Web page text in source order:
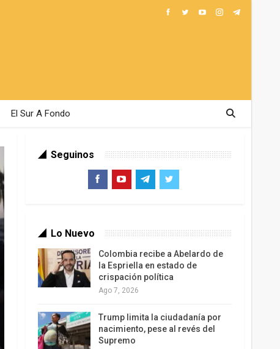
El Sur A Fondo
Seguinos
Lo Nuevo
Colombia recibe a Abelardo de
la Espriella en estado de
crispación política
Ago 7, 2026
Trump limita la ciudadanía por
nacimiento, pese al revés del
Supremo